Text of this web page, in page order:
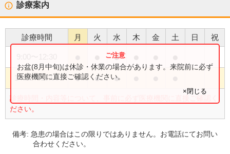
診療案内
診療時間 月 火 水 木 金 土 日 祝
●
14:00〜17:00 ● ● ●
診療時間・内容等について、事前に必ず医療機関に直接ご確認く
ださい。
お盆(8月中旬)は休診・休業の場合があります。来院前に必ず
医療機関に直接ご確認ください。
×閉じる
備考:急患の場合はこの限りではありません。お電話にてお問い
合わせください。